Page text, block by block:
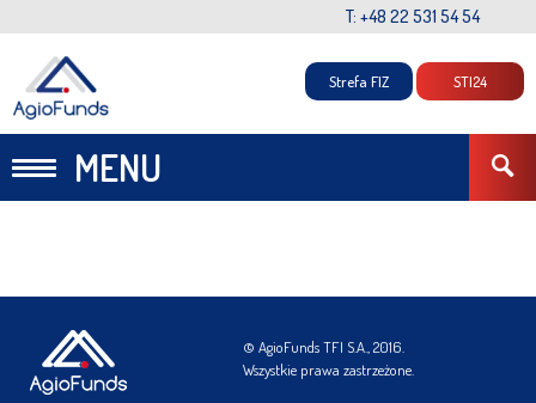
T: +48 22 531 54 54
MENU
Strefa FIZ STI24
© AgioFunds TFI S.A., 2016.
Wszystkie prawa zastrzeżone.